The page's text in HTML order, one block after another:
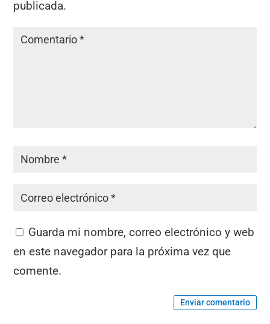
publicada.
Guarda mi nombre, correo electrónico y web
en este navegador para la próxima vez que
comente.
Enviar comentario